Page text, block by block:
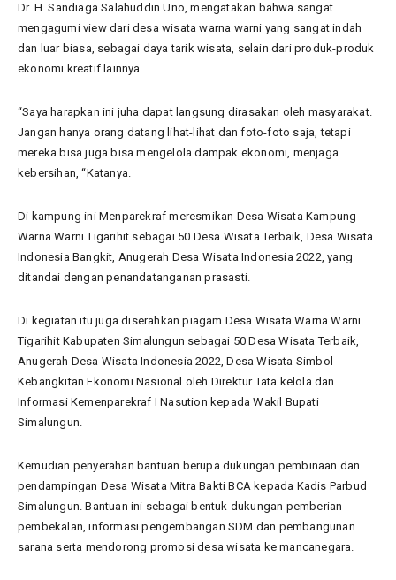
Dr. H. Sandiaga Salahuddin Uno, mengatakan bahwa sangat
mengagumi view dari desa wisata warna warni yang sangat indah
dan luar biasa, sebagai daya tarik wisata, selain dari produk-produk
ekonomi kreatif lainnya.
“Saya harapkan ini juha dapat langsung dirasakan oleh masyarakat.
Jangan hanya orang datang lihat-lihat dan foto-foto saja, tetapi
mereka bisa juga bisa mengelola dampak ekonomi, menjaga
kebersihan, “Katanya.
Di kampung ini Menparekraf meresmikan Desa Wisata Kampung
Warna Warni Tigarihit sebagai 50 Desa Wisata Terbaik, Desa Wisata
Indonesia Bangkit, Anugerah Desa Wisata Indonesia 2022, yang
ditandai dengan penandatanganan prasasti.
Di kegiatan itu juga diserahkan piagam Desa Wisata Warna Warni
Tigarihit Kabupaten Simalungun sebagai 50 Desa Wisata Terbaik,
Anugerah Desa Wisata Indonesia 2022, Desa Wisata Simbol
Kebangkitan Ekonomi Nasional oleh Direktur Tata kelola dan
Informasi Kemenparekraf I Nasution kepada Wakil Bupati
Simalungun.
Kemudian penyerahan bantuan berupa dukungan pembinaan dan
pendampingan Desa Wisata Mitra Bakti BCA kepada Kadis Parbud
Simalungun. Bantuan ini sebagai bentuk dukungan pemberian
pembekalan, informasi pengembangan SDM dan pembangunan
sarana serta mendorong promosi desa wisata ke mancanegara.